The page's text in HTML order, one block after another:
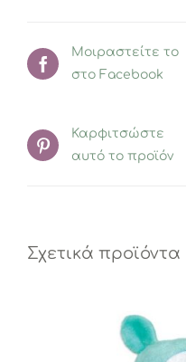
Μοιραστείτε το
στο Facebook
Καρφιτσώστε
αυτό το προϊόν
Σχετικά προϊόντα